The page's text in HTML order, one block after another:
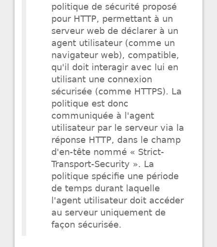
politique de sécurité proposé
pour HTTP, permettant à un
serveur web de déclarer à un
agent utilisateur (comme un
navigateur web), compatible,
qu'il doit interagir avec lui en
utilisant une connexion
sécurisée (comme HTTPS). La
politique est donc
communiquée à l'agent
utilisateur par le serveur via la
réponse HTTP, dans le champ
d'en-tête nommé « Strict-
Transport-Security ». La
politique spécifie une période
de temps durant laquelle
l'agent utilisateur doit accéder
au serveur uniquement de
façon sécurisée.